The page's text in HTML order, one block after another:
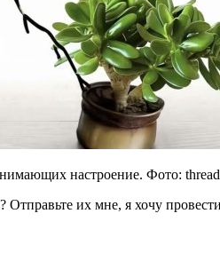
настроение. Фото:
Отправьте их мне, я хочу